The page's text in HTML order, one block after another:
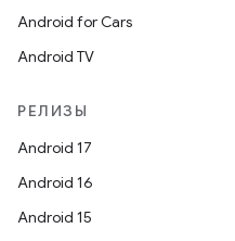
Android for Cars
Android TV
РЕЛИЗЫ
Android 17
Android 16
Android 15